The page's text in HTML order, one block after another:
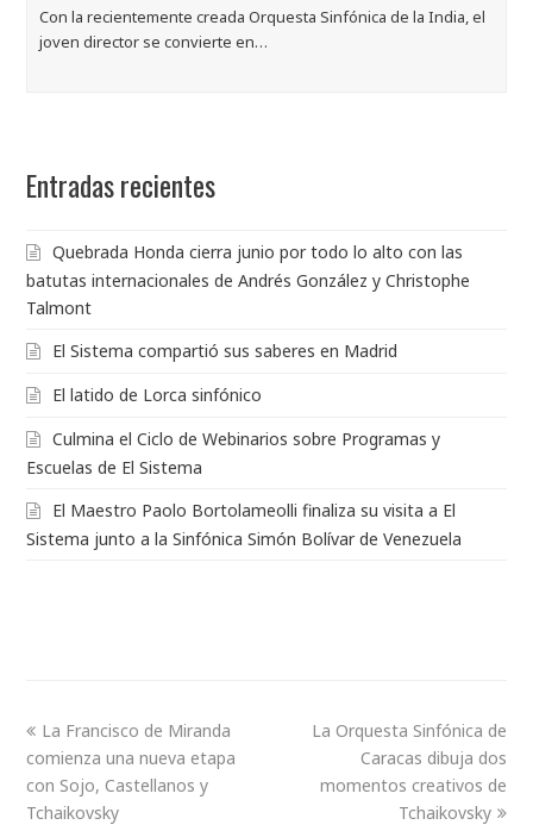
Con la recientemente creada Orquesta Sinfónica de la India, el
joven director se convierte en…
Entradas recientes
Quebrada Honda cierra junio por todo lo alto con las
batutas internacionales de Andrés González y Christophe
Talmont
El Sistema compartió sus saberes en Madrid
El latido de Lorca sinfónico
Culmina el Ciclo de Webinarios sobre Programas y
Escuelas de El Sistema
El Maestro Paolo Bortolameolli finaliza su visita a El
Sistema junto a la Sinfónica Simón Bolívar de Venezuela
La Francisco de Miranda
comienza una nueva etapa
con Sojo, Castellanos y
Tchaikovsky
La Orquesta Sinfónica de
Caracas dibuja dos
momentos creativos de
Tchaikovsky